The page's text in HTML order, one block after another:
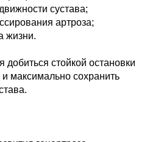
сустава;
артроза;
жизни.
добиться стойкой остановки
максимально сохранить